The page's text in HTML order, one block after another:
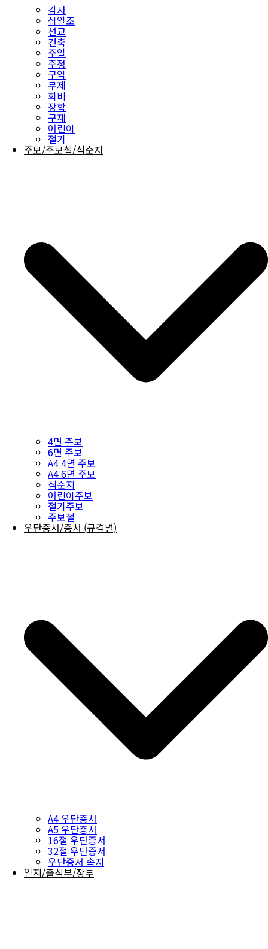
감사
십일조
선교
건축
주일
주정
구역
무제
회비
장학
구제
어린이
절기
주보/주보철/식순지
4면 주보
6면 주보
A4 4면 주보
A4 6면 주보
식순지
어린이주보
절기주보
주보철
우단증서/증서 (규격별)
A4 우단증서
A5 우단증서
16절 우단증서
32절 우단증서
우단증서 속지
일지/출석부/장부